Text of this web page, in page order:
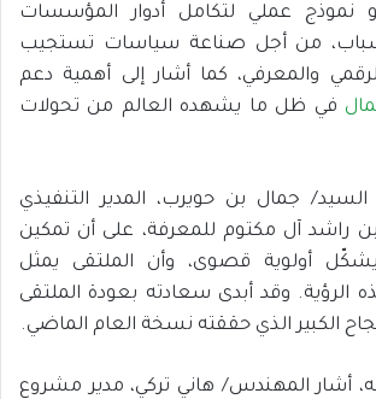
هو نموذج عملي لتكامل أدوار المؤسسات
من أجل صناعة سياسات تستجيب
والمعرفي، كما أشار إلى أهمية دعم
في ظل ما يشهده العالم من تحولات
جمال بن حويرب، المدير التنفيذي
آل مكتوم للمعرفة، على أن تمكين
أولوية قصوى، وأن الملتقى يمثل
الرؤية. وقد أبدى سعادته بعودة الملتقى
الكبير الذي حققته نسخة العام الماضي.
أشار المهندس/ هاني تركي، مدير مشروع